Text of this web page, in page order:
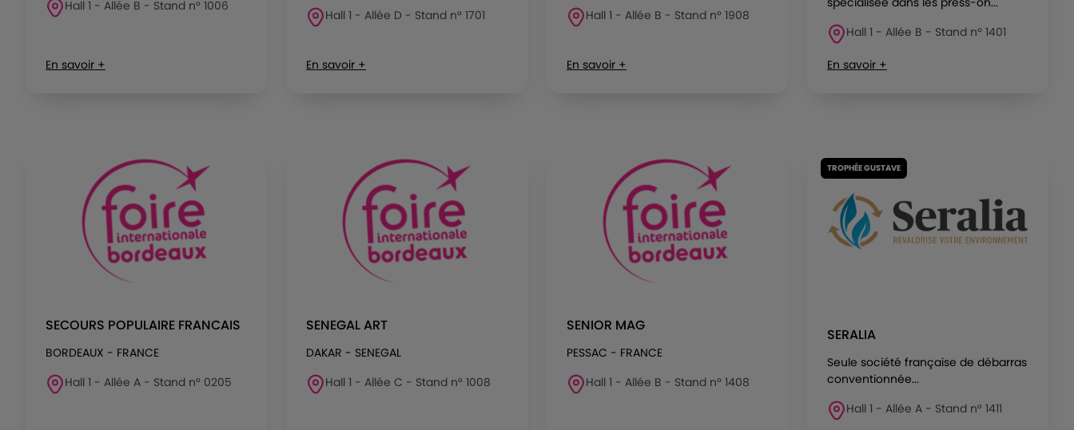
Hall 1 - Allée B - Stand n° 1006
En savoir +
Hall 1 - Allée D - Stand n° 1701
En savoir +
Hall 1 - Allée B - Stand n° 1908
En savoir +
Hall 1 - Allée B - Stand n° 1401
En savoir +
SECOURS POPULAIRE FRANCAIS
BORDEAUX - FRANCE
Hall 1 - Allée A - Stand n° 0205
SENEGAL ART
DAKAR - SENEGAL
Hall 1 - Allée C - Stand n° 1008
SENIOR MAG
PESSAC - FRANCE
Hall 1 - Allée B - Stand n° 1408
TROPHÉE GUSTAVE
SERALIA
Seule société française de débarras
conventionnée...
Hall 1 - Allée A - Stand n° 1411